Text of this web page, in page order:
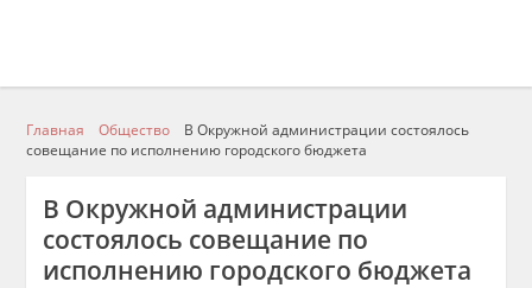
Главная Общество
В Окружной администрации состоялось
совещание по исполнению городского бюджета
В Окружной администрации
состоялось совещание по
исполнению городского бюджета